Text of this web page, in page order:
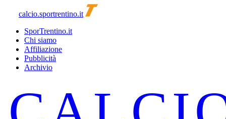
calcio.sportrentino.it
SporTrentino.it
Chi siamo
Affiliazione
Pubblicità
Archivio